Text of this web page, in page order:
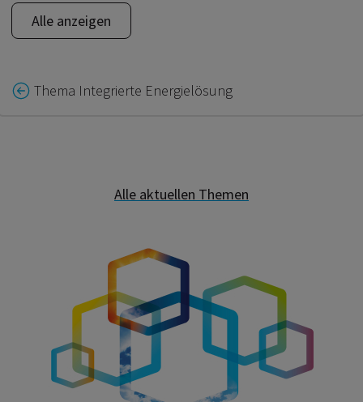
Alle anzeigen
Thema Integrierte Energielösung
Alle aktuellen Themen